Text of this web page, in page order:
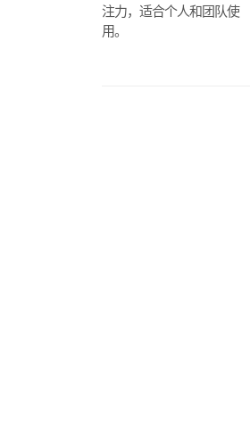
注力，适合个人和团队使
用。